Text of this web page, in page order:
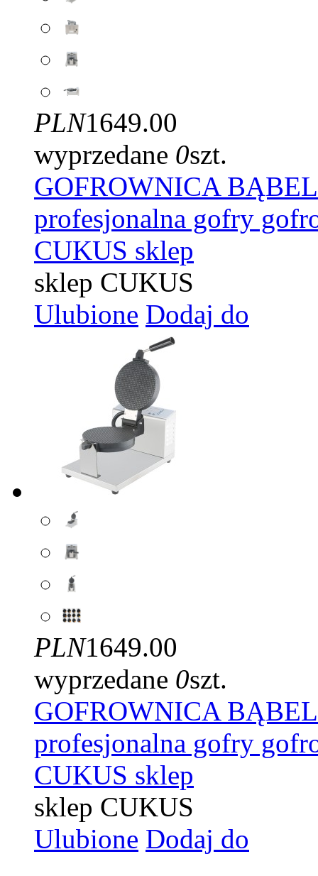
PLN1649.00
wyprzedane 0szt.
GOFROWNICA
profesjonalna gofry
CUKUS sklep
sklep CUKUS
Ulubione Dodaj do
PLN1649.00
wyprzedane 0szt.
GOFROWNICA
profesjonalna gofry
CUKUS sklep
sklep CUKUS
Ulubione Dodaj do